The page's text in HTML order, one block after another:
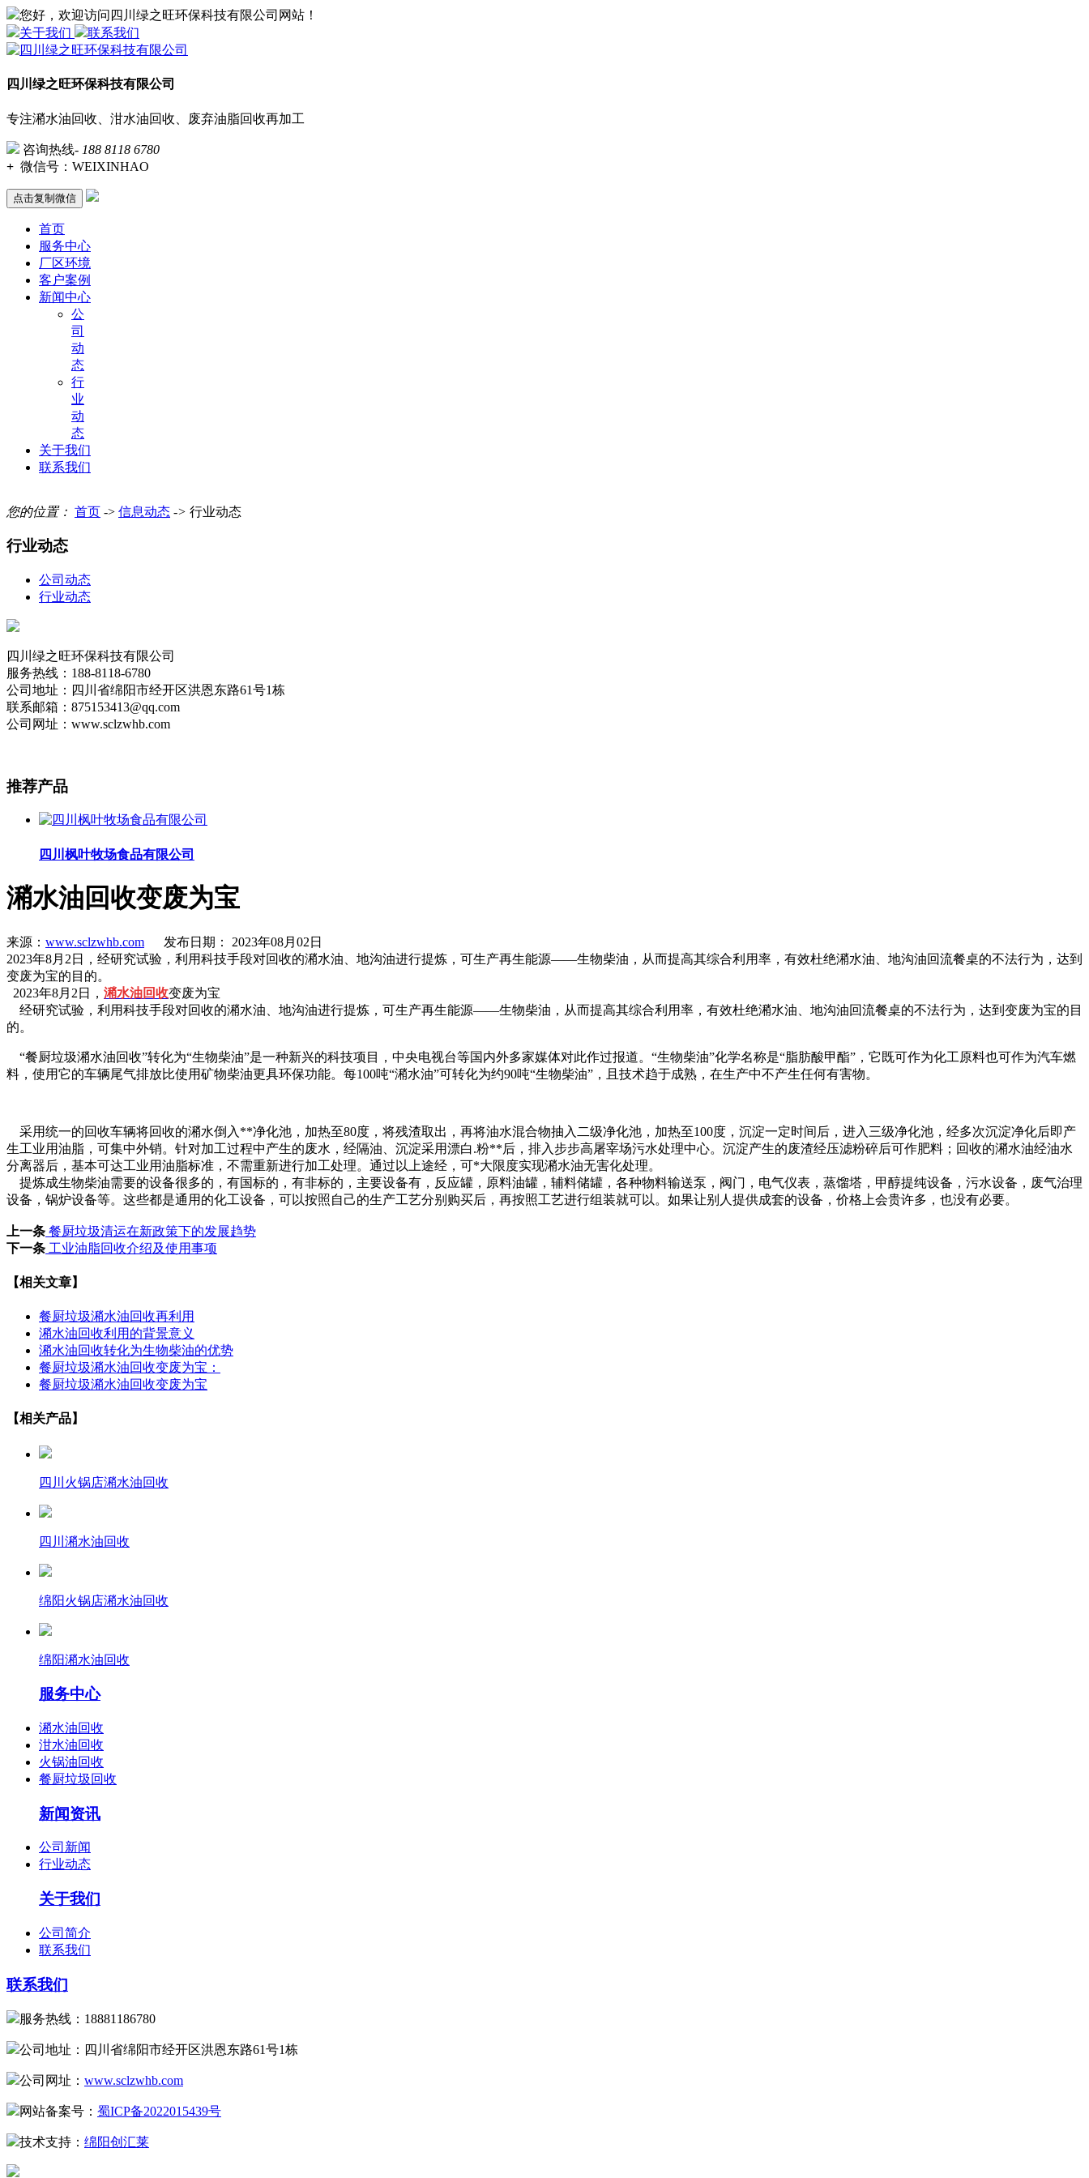
您好，欢迎访问四川绿之旺环保科技有限公司网站！
关于我们
联系我们
四川绿之旺环保科技有限公司
专注潲水油回收、泔水油回收、废弃油脂回收再加工
咨询热线- 188 8118 6780
+ 微信号： WEIXINHAO
点击复制微信
首页
服务中心
厂区环境
客户案例
新闻中心
公
司
动
态
行
业
动
态
关于我们
联系我们
您的位置： 首页 -> 信息动态 -> 行业动态
行业动态
公司动态
行业动态
四川绿之旺环保科技有限公司
服务热线：188-8118-6780
公司地址：四川省绵阳市经开区洪恩东路61号1栋
联系邮箱：875153413@qq.com
公司网址：www.sclzwhb.com
推荐产品
四川枫叶牧场食品有限公司
潲水油回收变废为宝
来源： www.sclzwhb.com 发布日期： 2023年08月02日
2023年8月2日，经研究试验，利用科技手段对回收的潲水油、地沟油进行提炼，可生产再生能源——生物柴油，从而提高其综合利用率，有效杜绝潲水油、地沟油回流餐桌的不法行为，达到
变废为宝的目的。
2023年8月2日， 潲水油回收变废为宝
经研究试验，利用科技手段对回收的潲水油、地沟油进行提炼，可生产再生能源——生物柴油，从而提高其综合利用率，有效杜绝潲水油、地沟油回流餐桌的不法行为，达到变废为宝的目
的。
“餐厨垃圾潲水油回收”转化为“生物柴油”是一种新兴的科技项目，中央电视台等国内外多家媒体对此作过报道。“生物柴油”化学名称是“脂肪酸甲酯”，它既可作为化工原料也可作为汽车燃
料，使用它的车辆尾气排放比使用矿物柴油更具环保功能。每100吨“潲水油”可转化为约90吨“生物柴油”，且技术趋于成熟，在生产中不产生任何有害物。
采用统一的回收车辆将回收的潲水倒入**净化池，加热至80度，将残渣取出，再将油水混合物抽入二级净化池，加热至100度，沉淀一定时间后，进入三级净化池，经多次沉淀净化后即产
生工业用油脂，可集中外销。针对加工过程中产生的废水，经隔油、沉淀采用漂白.粉**后，排入步步高屠宰场污水处理中心。沉淀产生的废渣经压滤粉碎后可作肥料；回收的潲水油经油水
分离器后，基本可达工业用油脂标准，不需重新进行加工处理。通过以上途经，可*大限度实现潲水油无害化处理。
提炼成生物柴油需要的设备很多的，有国标的，有非标的，主要设备有，反应罐，原料油罐，辅料储罐，各种物料输送泵，阀门，电气仪表，蒸馏塔，甲醇提纯设备，污水设备，废气治理
设备，锅炉设备等。这些都是通用的化工设备，可以按照自己的生产工艺分别购买后，再按照工艺进行组装就可以。如果让别人提供成套的设备，价格上会贵许多，也没有必要。
上一条 餐厨垃圾清运在新政策下的发展趋势
下一条 工业油脂回收介绍及使用事项
【相关文章】
餐厨垃圾潲水油回收再利用
潲水油回收利用的背景意义
潲水油回收转化为生物柴油的优势
餐厨垃圾潲水油回收变废为宝：
餐厨垃圾潲水油回收变废为宝
【相关产品】
四川火锅店潲水油回收
四川潲水油回收
绵阳火锅店潲水油回收
绵阳潲水油回收
服务中心
潲水油回收
泔水油回收
火锅油回收
餐厨垃圾回收
新闻资讯
公司新闻
行业动态
关于我们
公司简介
联系我们
联系我们
服务热线：18881186780
公司地址：四川省绵阳市经开区洪恩东路61号1栋
公司网址： www.sclzwhb.com
网站备案号： 蜀ICP备2022015439号
技术支持： 绵阳创汇莱